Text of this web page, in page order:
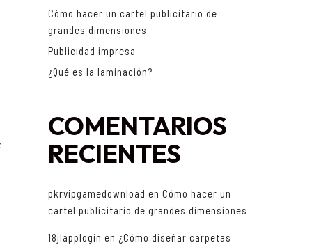
Cómo hacer un cartel publicitario de
grandes dimensiones
Publicidad impresa
¿Qué es la laminación?
COMENTARIOS
RECIENTES
pkrvipgamedownload en Cómo hacer un
cartel publicitario de grandes dimensiones
18jlapplogin en ¿Cómo diseñar carpetas